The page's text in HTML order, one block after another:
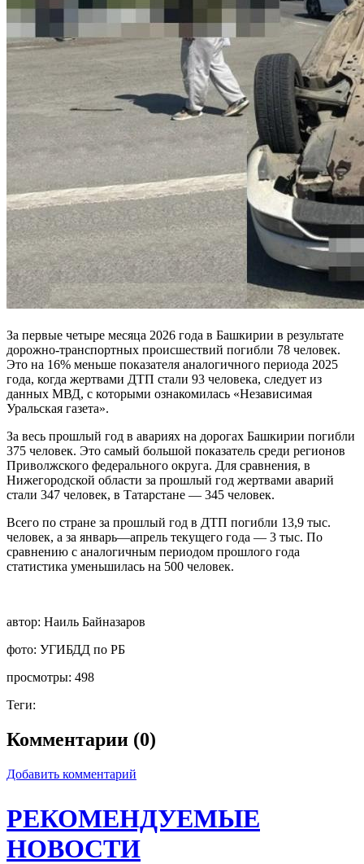
За первые четыре месяца 2026 года в Башкирии в результате
дорожно-транспортных происшествий погибли 78 человек.
Это на 16% меньше показателя аналогичного периода 2025
года, когда жертвами ДТП стали 93 человека, следует из
данных МВД, с которыми ознакомилась «Независимая
Уральская газета».
За весь прошлый год в авариях на дорогах Башкирии погибли
375 человек. Это самый большой показатель среди регионов
Приволжского федерального округа. Для сравнения, в
Нижегородской области за прошлый год жертвами аварий
стали 347 человек, в Татарстане — 345 человек.
Всего по стране за прошлый год в ДТП погибли 13,9 тыс.
человек, а за январь—апрель текущего года — 3 тыс. По
сравнению с аналогичным периодом прошлого года
статистика уменьшилась на 500 человек.
автор: Наиль Байназаров
фото: УГИБДД по РБ
просмотры: 498
Теги:
Комментарии (0)
Добавить комментарий
РЕКОМЕНДУЕМЫЕ
НОВОСТИ